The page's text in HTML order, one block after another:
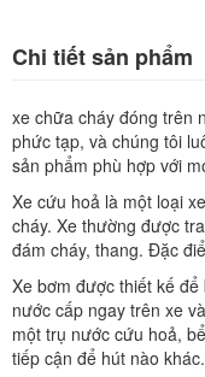
Chi tiết sản phẩm
xe chữa cháy đóng trên
phức tạp, và chúng tôi
sản phẩm phù hợp với
Xe cứu hoả là một loại
cháy. Xe thường được
đám cháy, thang. Đặc
Xe bơm được thiết kế
nước cấp ngay trên xe
một trụ nước cứu hoả,
tiếp cận để hút nào khác.